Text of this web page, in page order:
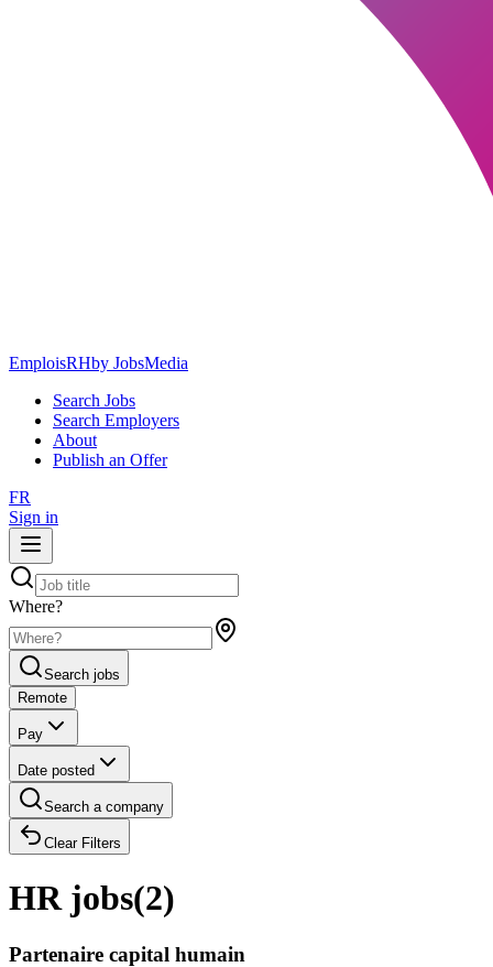
EmploisRHby JobsMedia
Search Jobs
Search Employers
About
Publish an Offer
FR
Sign in
Where?
Search jobs
Remote
Pay
Date posted
Search a company
Clear Filters
HR jobs(2)
Partenaire capital humain